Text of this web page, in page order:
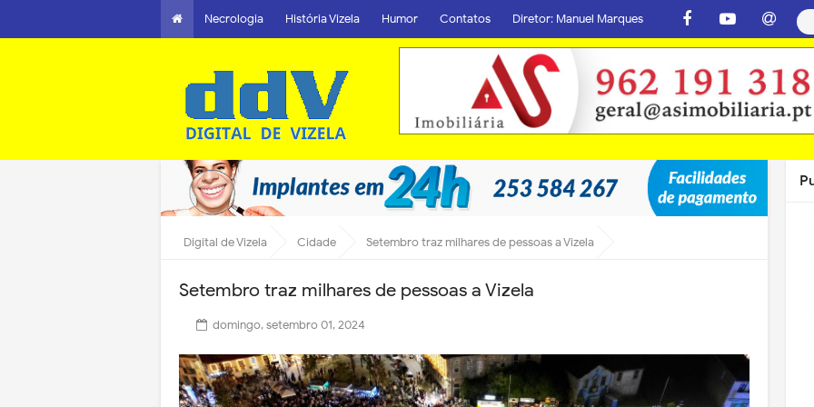
Necrologia História Vizela Humor Contatos Diretor: Manuel Marques
Digital de Vizela Cidade Setembro traz milhares de pessoas a Vizela
Setembro traz milhares de pessoas a Vizela
domingo, setembro 01, 2024